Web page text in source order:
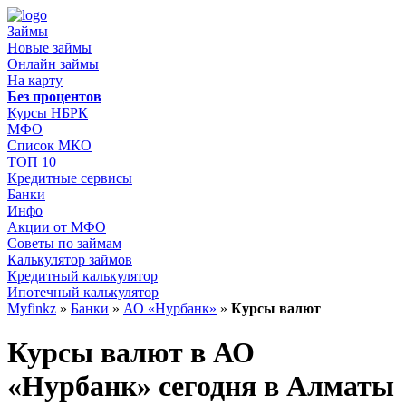
Займы
Новые займы
Онлайн займы
На карту
Без процентов
Курсы НБРК
МФО
Список МКО
ТОП 10
Кредитные сервисы
Банки
Инфо
Акции от МФО
Советы по займам
Калькулятор займов
Кредитный калькулятор
Ипотечный калькулятор
Myfinkz » Банки » АО «Нурбанк» » Курсы валют
Курсы валют в АО
«Нурбанк» сегодня в Алматы